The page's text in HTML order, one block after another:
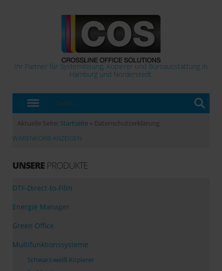
Ihr Partner für Systemlösung, Kopierer und Büroausstattung in
Hamburg und Norderstedt.
Aktuelle Seite: Startseite » Datenschutzerklärung
WARENKORB ANZEIGEN
UNSERE PRODUKTE
DTF-Direct-to-Film
Energie Manager
Green Office
Multifunktionssysteme
Schwarz-weiß Kopierer